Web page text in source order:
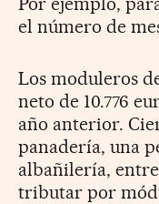
el número de
Los moduleros
neto de 10.776
año anterior.
panadería, una
albañilería,
tributar por